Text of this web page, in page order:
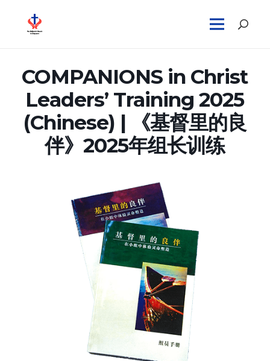
COMPANIONS in Christ
Leaders’ Training 2025
(Chinese) | 《基督里的良
伴》2025年组长训练